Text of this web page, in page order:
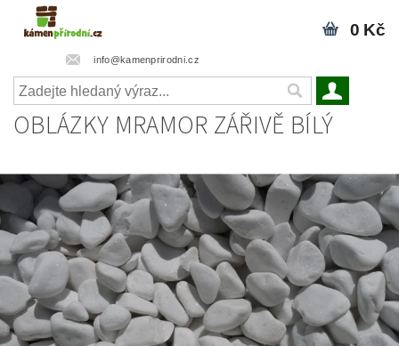
info@kamenprirodni.cz
0 Kč
OBLÁZKY MRAMOR ZÁŘIVĚ BÍLÝ